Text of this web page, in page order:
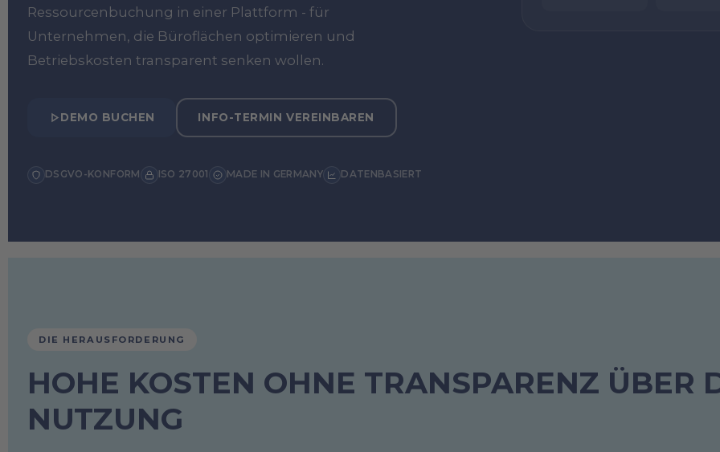
Ressourcenbuchung in einer Plattform - für
Unternehmen, die Büroflächen optimieren und
Betriebskosten transparent senken wollen.
DEMO BUCHEN INFO-TERMIN VEREINBAREN
DSGVO-KONFORM ISO 27001 MADE IN GERMANY DATENBASIERT
DIE HERAUSFORDERUNG
HOHE KOSTEN OHNE TRANSPARENZ ÜBER
NUTZUNG